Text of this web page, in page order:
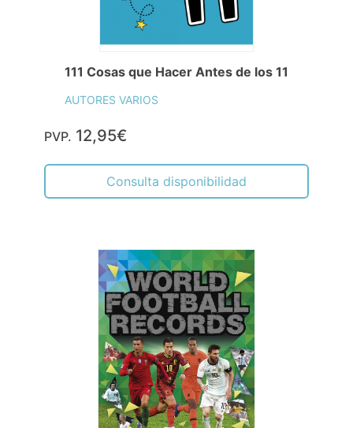
111 Cosas que Hacer Antes de los 11
AUTORES VARIOS
PVP. 12,95€
Consulta disponibilidad